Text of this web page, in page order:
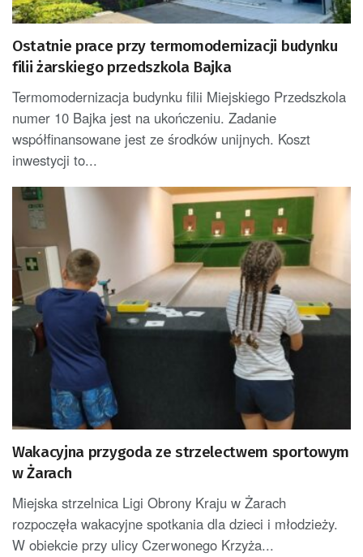
Ostatnie prace przy termomodernizacji budynku
filii żarskiego przedszkola Bajka
Termomodernizacja budynku filii Miejskiego Przedszkola
numer 10 Bajka jest na ukończeniu. Zadanie
współfinansowane jest ze środków unijnych. Koszt
inwestycji to...
Wakacyjna przygoda ze strzelectwem sportowym
w Żarach
Miejska strzelnica Ligi Obrony Kraju w Żarach
rozpoczęła wakacyjne spotkania dla dzieci i młodzieży.
W obiekcie przy ulicy Czerwonego Krzyża...